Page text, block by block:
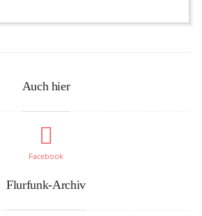
Auch hier
Facebook
Flurfunk-Archiv